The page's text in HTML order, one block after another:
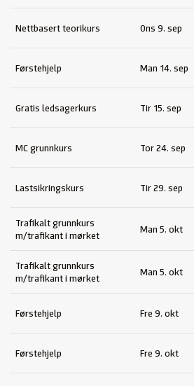
Nettbasert teorikurs Ons 9. sep
Førstehjelp Man 14. sep
Gratis ledsagerkurs Tir 15. sep
MC grunnkurs Tor 24. sep
Lastsikringskurs Tir 29. sep
Trafikalt grunnkurs
m/trafikant i mørket
Man 5. okt
Trafikalt grunnkurs
m/trafikant i mørket
Man 5. okt
Førstehjelp Fre 9. okt
Førstehjelp Fre 9. okt